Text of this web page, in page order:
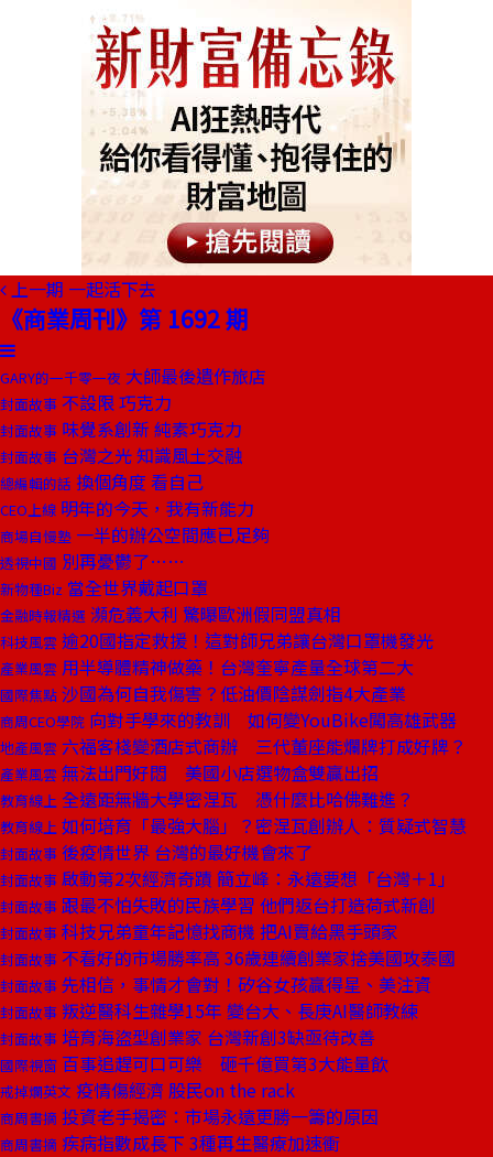
上一期 一起活下去
《商業周刊》第 1692 期
GARY的一千零一夜 大師最後遺作旅店
封面故事 不設限 巧克力
封面故事 味覺系創新 純素巧克力
封面故事 台灣之光 知識風土交融
總編輯的話 換個角度 看自己
CEO上線 明年的今天，我有新能力
商場自慢塾 一半的辦公空間應已足夠
透視中國 別再憂鬱了……
新物種Biz 當全世界戴起口罩
金融時報精選 瀕危義大利 驚曝歐洲假同盟真相
科技風雲 逾20國指定救援！這對師兄弟讓台灣口罩機發光
產業風雲 用半導體精神做藥！台灣奎寧產量全球第二大
國際焦點 沙國為何自我傷害？低油價陰謀劍指4大產業
商周CEO學院 向對手學來的教訓 如何變YouBike闖高雄武器
地產風雲 六福客棧變酒店式商辦 三代董座能爛牌打成好牌？
產業風雲 無法出門好悶 美國小店選物盒雙贏出招
教育線上 全遠距無牆大學密涅瓦 憑什麼比哈佛難進？
教育線上 如何培育「最強大腦」？密涅瓦創辦人：質疑式智慧
封面故事 後疫情世界 台灣的最好機會來了
封面故事 啟動第2次經濟奇蹟 簡立峰：永遠要想「台灣＋1」
封面故事 跟最不怕失敗的民族學習 他們返台打造荷式新創
封面故事 科技兄弟童年記憶找商機 把AI賣給黑手頭家
封面故事 不看好的市場勝率高 36歲連續創業家捨美國攻泰國
封面故事 先相信，事情才會對！矽谷女孩贏得星、美注資
封面故事 叛逆醫科生雜學15年 變台大、長庚AI醫師教練
封面故事 培育海盜型創業家 台灣新創3缺亟待改善
國際視窗 百事追趕可口可樂 砸千億買第3大能量飲
戒掉爛英文 疫情傷經濟 股民on the rack
商周書摘 投資老手揭密：市場永遠更勝一籌的原因
商周書摘 疾病指數成長下 3種再生醫療加速衝